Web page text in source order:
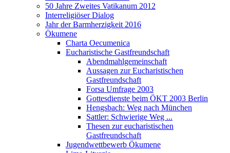
50 Jahre Zweites Vatikanum 2012
Interreligiöser Dialog
Jahr der Barmherzigkeit 2016
Ökumene
Charta Oecumenica
Eucharistische Gastfreundschaft
Abendmahlgemeinschaft
Aussagen zur Eucharistischen
Gastfreundschaft
Forsa Umfrage 2003
Gottesdienste beim ÖKT 2003 Berlin
Hengsbach: Weg nach München
Sattler: Schwierige Weg ...
Thesen zur eucharistischen
Gastfreundschaft
Jugendwettbewerb Ökumene